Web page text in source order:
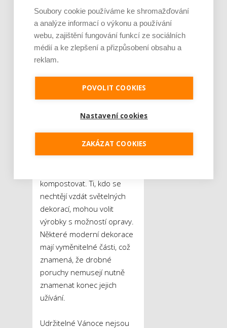
venkovní dekorace na
solární pohon, které
dokážou zářit díky sluneční
energii. Pokud jde
o výzdobu, stále oblíbenější
autentický vzhled, ale také
krásnou vůni. Tyto přírodní
dekorace jsou jednak
ekologické, jednak je po
kompostovat. Ti, kdo se
nechtějí vzdát světelných
dekorací, mohou volit
výrobky s možností opravy.
Některé moderní dekorace
mají vyměnitelné části, což
znamená, že drobné
poruchy nemusejí nutně
znamenat konec jejich
užívání.
Udržitelné Vánoce nejsou
Soubory cookie používáme ke shromažďování
a analýze informací o výkonu a používání
webu, zajištění fungování funkcí ze sociálních
médií a ke zlepšení a přizpůsobení obsahu a
reklam.
POVOLIT COOKIES
Nastavení cookies
ZAKÁZAT COOKIES